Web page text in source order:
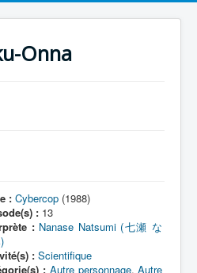
Onna
: Cybercop (1988)
: 13
: Nanase Natsumi (七瀬 な
: Scientifique
: Autre personnage,Autre